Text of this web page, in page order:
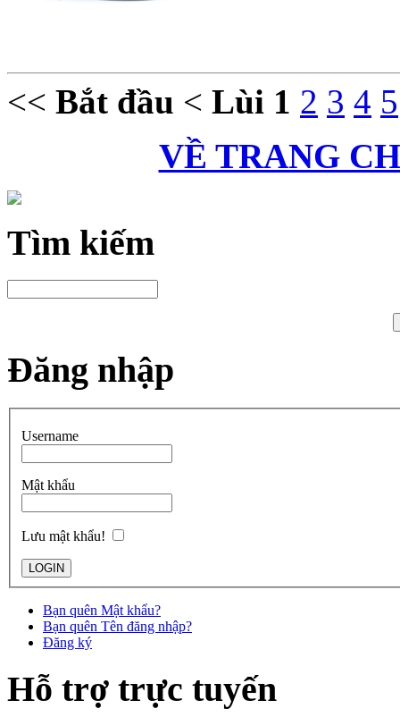
<< Bắt đầu < Lùi 1 2 3 4 5
VỀ TRANG
Tìm kiếm
Đăng nhập
Username
Mật khẩu
Lưu mật khẩu!
Bạn quên Mật khẩu?
Bạn quên Tên đăng nhập?
Đăng ký
Hỗ trợ trực tuyến